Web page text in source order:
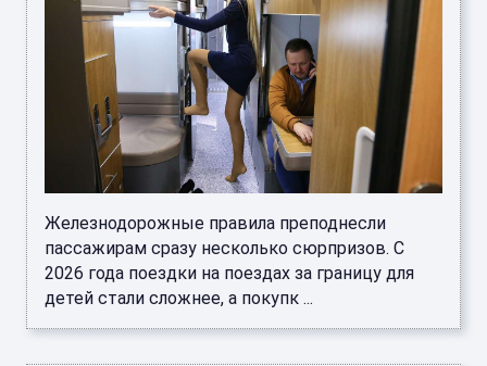
Железнодорожные правила преподнесли
пассажирам сразу несколько сюрпризов. С
2026 года поездки на поездах за границу для
детей стали сложнее, а покупк ...